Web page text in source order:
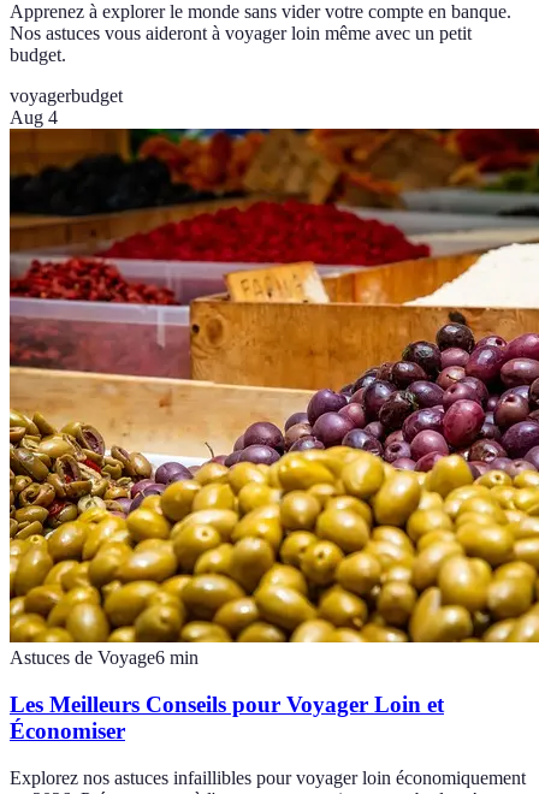
Apprenez à explorer le monde sans vider votre compte en banque.
Nos astuces vous aideront à voyager loin même avec un petit
budget.
voyagerbudget
Aug 4
Astuces de Voyage6 min
Les Meilleurs Conseils pour Voyager Loin et
Économiser
Explorez nos astuces infaillibles pour voyager loin économiquement